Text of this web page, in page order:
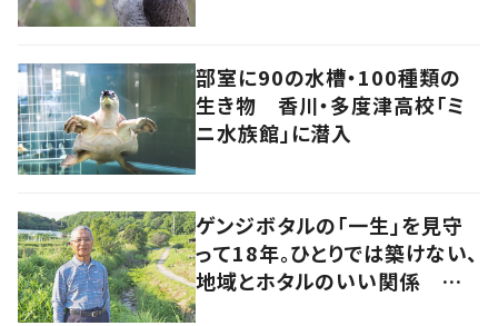
部室に90の水槽・100種類の
生き物 香川・多度津高校「ミ
ニ水族館」に潜入
ゲンジボタルの「一生」を見守
って18年。ひとりでは築けない、
地域とホタルのいい関係 岡